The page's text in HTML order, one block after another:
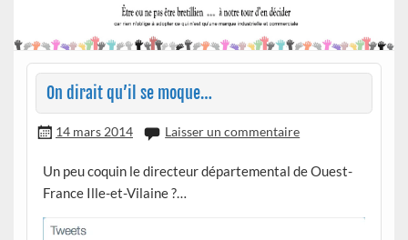
On dirait qu’il se moque…
14 mars 2014 Laisser un commentaire
Un peu coquin le directeur départemental de Ouest-
France Ille-et-Vilaine ?…